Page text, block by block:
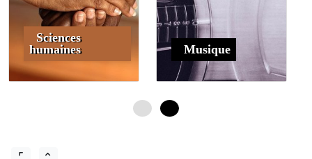
Sciences
humaines
Musique